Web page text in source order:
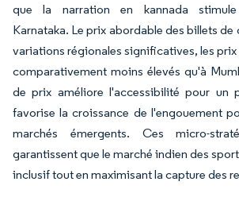
que la narration en kannada
Karnataka. Le prix abordable des billets de
variations régionales significatives, les
comparativement moins élevés qu'à
de prix améliore l'accessibilité pour un
favorise la croissance de l'engouement
marchés émergents. Ces micro-
garantissent que le marché indien des
inclusif tout en maximisant la capture des